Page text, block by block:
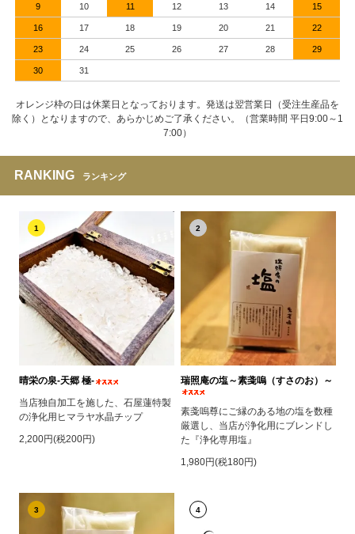
9 10 11 12 13 14 15
16 17 18 19 20 21 22
23 24 25 26 27 28 29
30 31
オレンジ枠の日は休業日となっております。発送は翌営業日（受注生産品を
除く）となりますので、あらかじめご了承ください。（営業時間 平日9:00～1
7:00）
RANKING ランキング
1
晴栄の泉‐天郷 極‐
当店独自加工を施した、石屋蓮特製
の浄化用ヒマラヤ水晶チップ
2,200円(税200円)
2
瑞照庵の塩～素戔嗚（すさのお）～
素戔嗚尊にご縁のある地の塩を数種
厳選し、当店が浄化用にブレンドし
た『浄化専用塩』
1,980円(税180円)
3 4